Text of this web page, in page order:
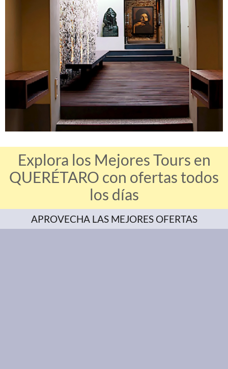
Explora los Mejores Tours en
QUERÉTARO con ofertas todos
los días
APROVECHA LAS MEJORES OFERTAS